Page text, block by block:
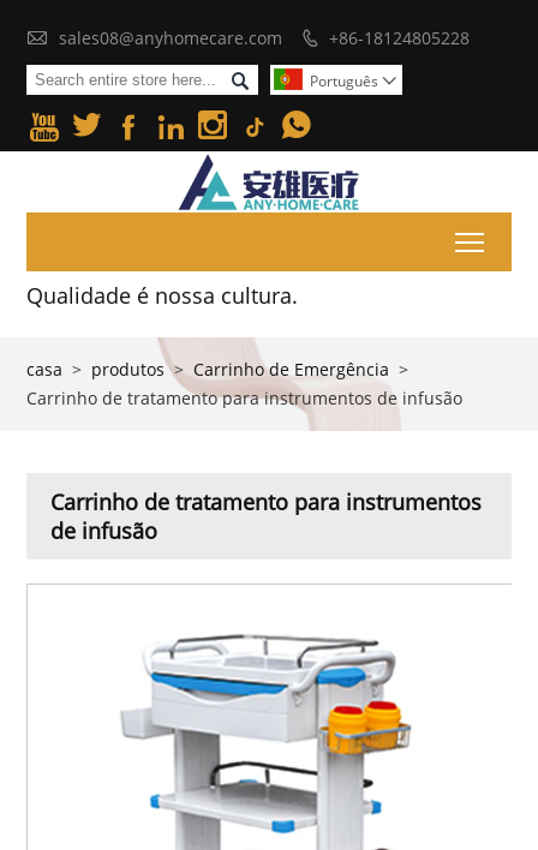
 sales08@anyhomecare.com  +86-18124805228
 Português 
     
Qualidade é nossa cultura.
casa > produtos > Carrinho de Emergência >
Carrinho de tratamento para instrumentos de infusão
Carrinho de tratamento para instrumentos
de infusão